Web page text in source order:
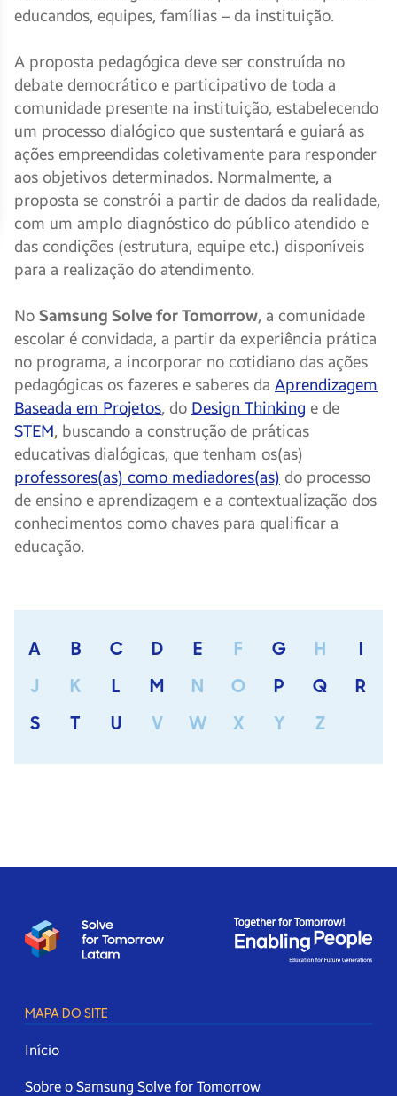
educandos, equipes, famílias – da instituição.
A proposta pedagógica deve ser construída no
debate democrático e participativo de toda a
comunidade presente na instituição, estabelecendo
um processo dialógico que sustentará e guiará as
ações empreendidas coletivamente para responder
aos objetivos determinados. Normalmente, a
proposta se constrói a partir de dados da realidade,
com um amplo diagnóstico do público atendido e
das condições (estrutura, equipe etc.) disponíveis
para a realização do atendimento.
No Samsung Solve for Tomorrow, a comunidade
escolar é convidada, a partir da experiência prática
no programa, a incorporar no cotidiano das ações
pedagógicas os fazeres e saberes da Aprendizagem
Baseada em Projetos, do Design Thinking e de
STEM, buscando a construção de práticas
educativas dialógicas, que tenham os(as)
professores(as) como mediadores(as) do processo
de ensino e aprendizagem e a contextualização dos
conhecimentos como chaves para qualificar a
educação.
A B C D E F G H
I
J
K L M N O P Q
R
S
T U V W X Y Z
MAPA DO SITE
Início
Sobre o Samsung Solve for Tomorrow